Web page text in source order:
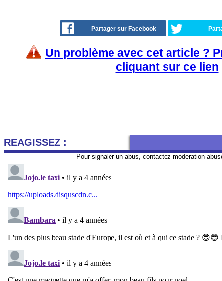
Partager sur Facebook
Un problème avec cet article ?
cliquant sur ce lien
REAGISSEZ :
Pour signaler un abus, contactez moderation-